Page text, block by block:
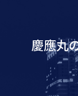
慶應丸